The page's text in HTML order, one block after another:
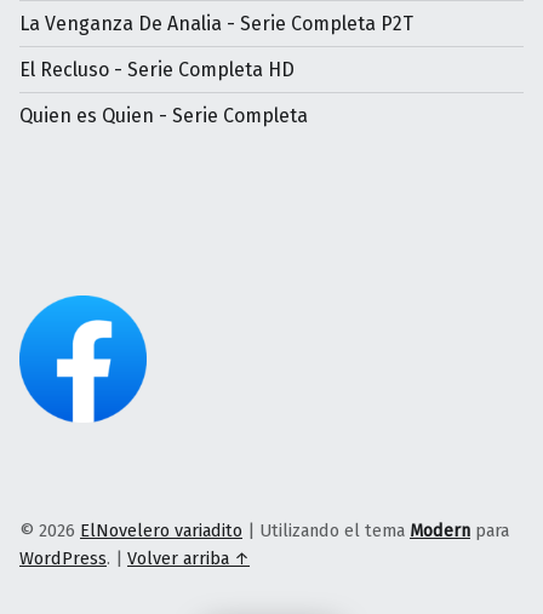
La Venganza De Analia - Serie Completa P2T
El Recluso - Serie Completa HD
Quien es Quien - Serie Completa
© 2026 ElNovelero variadito Utilizando el tema Modern para
WordPress. Volver arriba ↑